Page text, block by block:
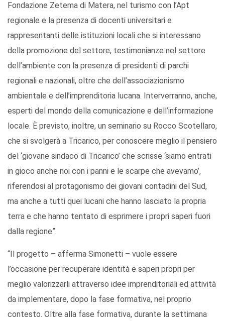
Fondazione Zetema di Matera, nel turismo con l’Apt
regionale e la presenza di docenti universitari e
rappresentanti delle istituzioni locali che si interessano
della promozione del settore, testimonianze nel settore
dell’ambiente con la presenza di presidenti di parchi
regionali e nazionali, oltre che dell’associazionismo
ambientale e dell’imprenditoria lucana. Interverranno, anche,
esperti del mondo della comunicazione e dell’informazione
locale. È previsto, inoltre, un seminario su Rocco Scotellaro,
che si svolgerà a Tricarico, per conoscere meglio il pensiero
del ‘giovane sindaco di Tricarico’ che scrisse ‘siamo entrati
in gioco anche noi con i panni e le scarpe che avevamo’,
riferendosi al protagonismo dei giovani contadini del Sud,
ma anche a tutti quei lucani che hanno lasciato la propria
terra e che hanno tentato di esprimere i propri saperi fuori
dalla regione”.
“Il progetto – afferma Simonetti – vuole essere
l’occasione per recuperare identità e saperi propri per
meglio valorizzarli attraverso idee imprenditoriali ed attività
da implementare, dopo la fase formativa, nel proprio
contesto. Oltre alla fase formativa, durante la settimana